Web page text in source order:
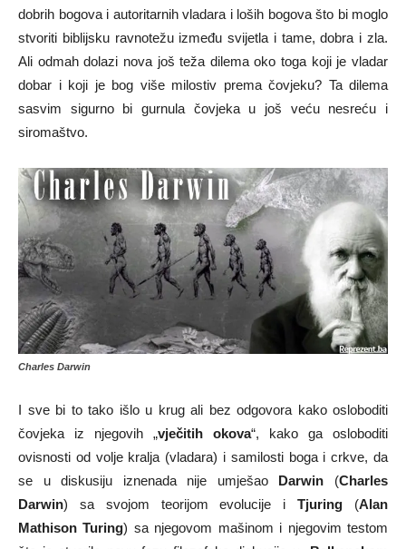
dobrih bogova i autoritarnih vladara i loših bogova što bi moglo
stvoriti biblijsku ravnotežu između svijetla i tame, dobra i zla.
Ali odmah dolazi nova još teža dilema oko toga koji je vladar
dobar i koji je bog više milostiv prema čovjeku? Ta dilema
sasvim sigurno bi gurnula čovjeka u još veću nesreću i
siromaštvo.
Charles Darwin
I sve bi to tako išlo u krug ali bez odgovora kako osloboditi
čovjeka iz njegovih „vječitih okova“, kako ga osloboditi
ovisnosti od volje kralja (vladara) i samilosti boga i crkve, da
se u diskusiju iznenada nije umješao Darwin (Charles
Darwin) sa svojom teorijom evolucije iTjuring (Alan
Mathison Turing) sa njegovom mašinom i njegovim testom